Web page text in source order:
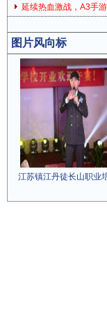
延续热血激战，A3手
图片风向标
江苏镇江丹徒长山职业